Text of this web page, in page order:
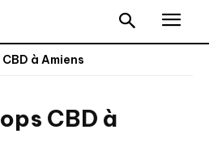
à Amiens
CBD à